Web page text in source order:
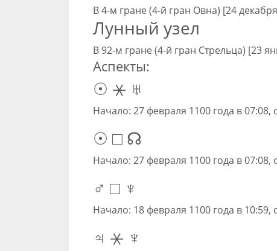
В 4-м гране (4-й гран Овна) [24
Лунный узел
В 92-м гране (4-й гран Стрельца) [23
Аспекты:
☉ ⚹ ♅
Начало: 27 февраля 1100 года в
☉ □ ☊
Начало: 27 февраля 1100 года в
♂ □ ♆
Начало: 18 февраля 1100 года в
♃ ⚹ ♆